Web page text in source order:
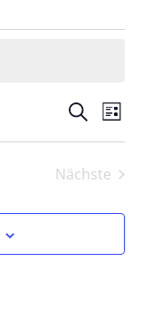
Suche
und
SucheListe
Nächste